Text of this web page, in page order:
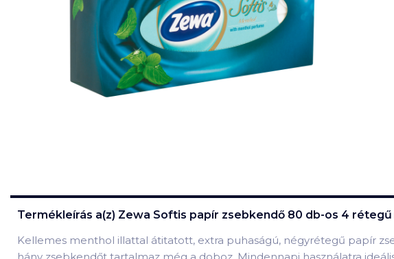
Termékleírás a(z) Zewa Softis papír zsebkendő 80 db-os 4
Kellemes menthol illattal átitatott, extra puhaságú, négyrétegű papír